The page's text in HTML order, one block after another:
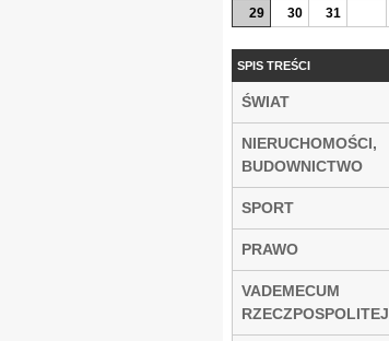
29
30 31
SPIS TREŚCI
ŚWIAT
NIERUCHOMOŚCI,
BUDOWNICTWO
SPORT
PRAWO
VADEMECUM
RZECZPOSPOLITEJ